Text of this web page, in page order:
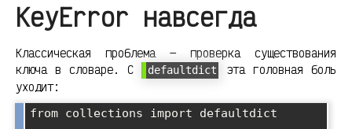
KeyError навсегда
Классическая проблема — проверка существования
ключа в словаре. С
defaultdict
эта головная боль
уходит:
from collections import defaultdict